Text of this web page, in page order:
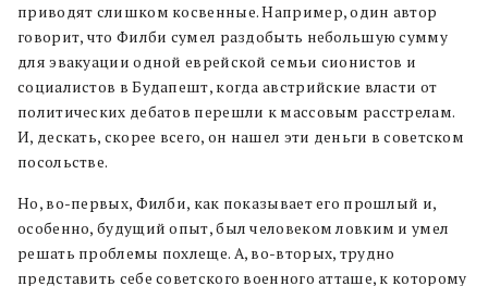
приводят слишком косвенные. Например, один автор
говорит, что Филби сумел раздобыть небольшую сумму
для эвакуации одной еврейской семьи сионистов и
социалистов в Будапешт, когда австрийские власти от
политических дебатов перешли к массовым расстрелам.
И, дескать, скорее всего, он нашел эти деньги в советском
посольстве.
Но, во-первых, Филби, как показывает его прошлый и,
особенно, будущий опыт, был человеком ловким и умел
решать проблемы похлеще. А, во-вторых, трудно
представить себе советского военного атташе, к которому